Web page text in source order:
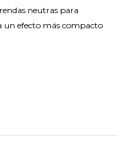
neutras para
un efecto más compacto